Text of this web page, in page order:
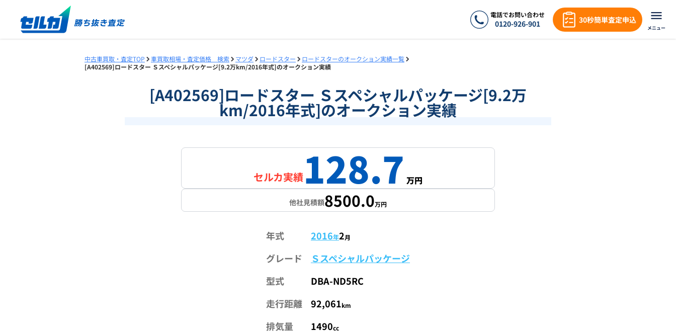
電話でお問い合わせ
0120-926-901 30秒簡単査定申込
メニュー
中古車買取・査定TOP 車買取相場・査定価格 検索 マツダ ロードスター
ロードスターのオークション実績一覧
[A402569]ロードスター Ｓスペシャルパッケージ[9.2万km/2016年式]のオークション実績
[A402569]ロードスター Ｓスペシャルパッケージ[9.2万
km/2016年式]のオークション実績
セルカ実績128.7 万円
他社見積額8500.0万円
年式 2016年2月
グレード
Ｓスペシャルパッケージ
型式
DBA-ND5RC
走行距離
92,061km
排気量 1490cc